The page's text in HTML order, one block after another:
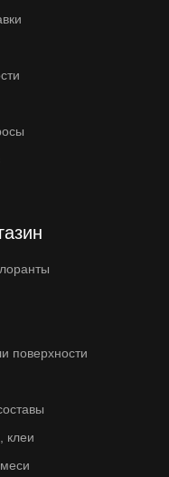
поверхности
клеи